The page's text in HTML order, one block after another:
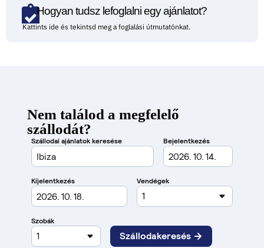
Hogyan tudsz lefoglalni egy ajánlatot?
Kattints ide és tekintsd meg a foglalási útmutatónkat.
Nem találod a megfelelő
szállodát?